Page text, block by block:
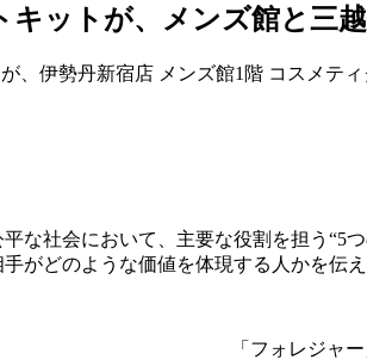
キットが、メンズ館と三
、伊勢丹新宿店 メンズ館1階 コスメテ
な社会において、主要な役割を担う
がどのような価値を体現する人かを伝え
「フォレジャ